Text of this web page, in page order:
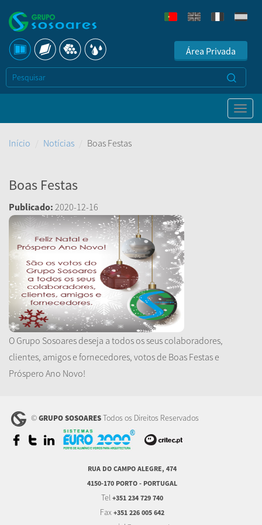
Área Privada
Início Notícias Boas Festas
Boas Festas
Publicado: 2020-12-16
O Grupo Sosoares deseja a todos os seus colaboradores,
clientes, amigos e fornecedores, votos de Boas Festas e
Próspero Ano Novo!
©GRUPO SOSOARESTodos os Direitos Reservados
RUA DO CAMPO ALEGRE, 474
4150-170 PORTO - PORTUGAL
Tel +351 234 729 740
Fax +351 226 005 642